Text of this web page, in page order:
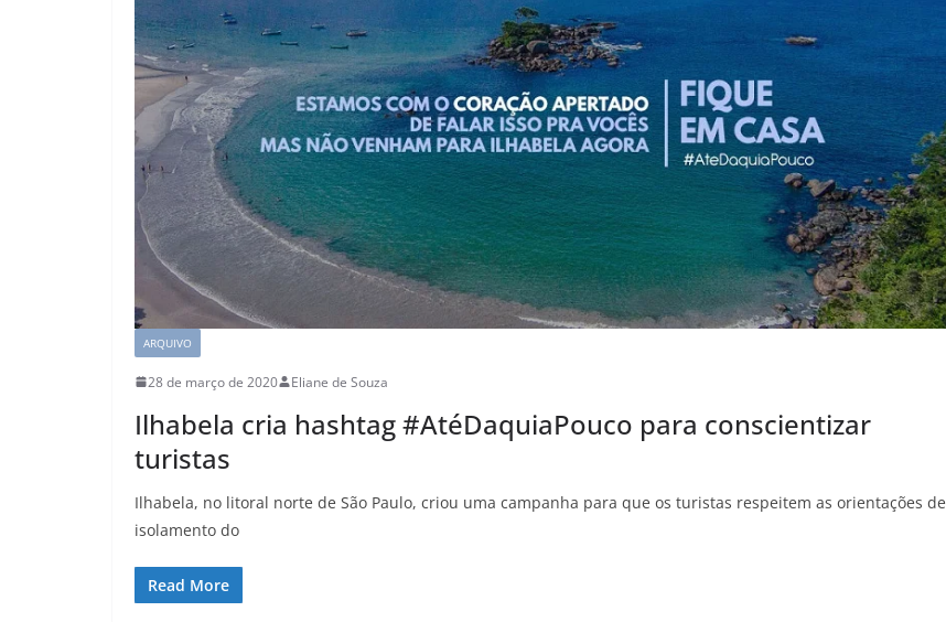
ARQUIVO
28 de março de 2020 Eliane de Souza
Ilhabela cria hashtag #AtéDaquiaPouco para conscientizar
turistas
Ilhabela, no litoral norte de São Paulo, criou uma campanha para que os turistas respeitem as orientações de
isolamento do
Read More